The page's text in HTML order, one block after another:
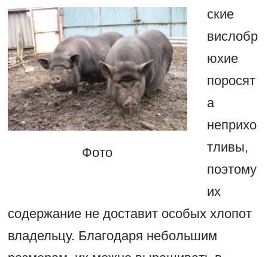
Фото
ские
вислобр
юхие
поросят
а
неприхо
тливы,
поэтому
их
содержание не доставит особых хлопот
владельцу. Благодаря небольшим